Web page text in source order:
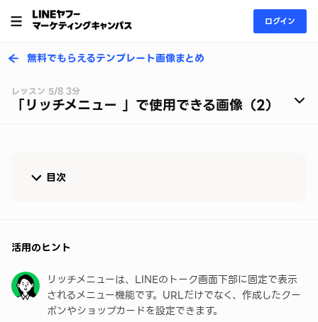
ログイン
無料でもらえるテンプレート画像まとめ
レッスン 5/8 3分
「リッチメニュー 」で使用できる画像（2）
目次
管理画面でリッチメニューを作成する
活用のヒント
リッチメニューは、LINEのトーク画面下部に固定で表示
されるメニュー機能です。URLだけでなく、作成したクー
ポンやショップカードを設定できます。